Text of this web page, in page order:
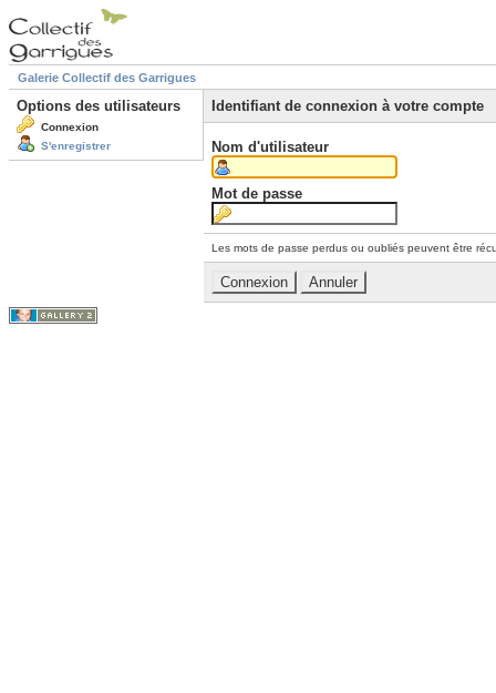
Galerie Collectif des Garrigues
Options des utilisateurs
Connexion
S'enregistrer
Identifiant de connexion à votre compte
Nom d'utilisateur
Mot de passe
Les mots de passe perdus ou oubliés peuvent être